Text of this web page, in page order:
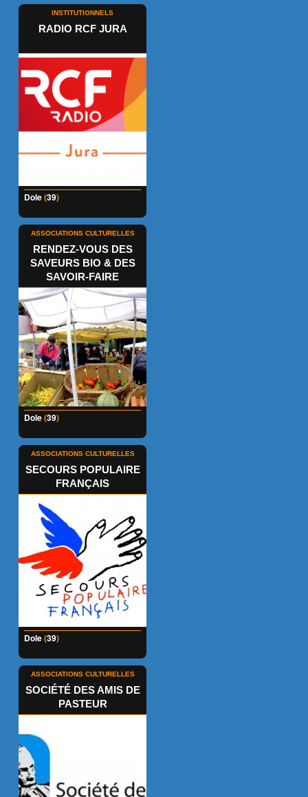
INSTITUTIONNELS
RADIO RCF JURA
Dole(39)
ASSOCIATIONS CULTURELLES
RENDEZ-VOUS DES
SAVEURS BIO & DES
SAVOIR-FAIRE
Dole(39)
ASSOCIATIONS CULTURELLES
SECOURS POPULAIRE
FRANÇAIS
Dole(39)
ASSOCIATIONS CULTURELLES
SOCIÉTÉ DES AMIS DE
PASTEUR